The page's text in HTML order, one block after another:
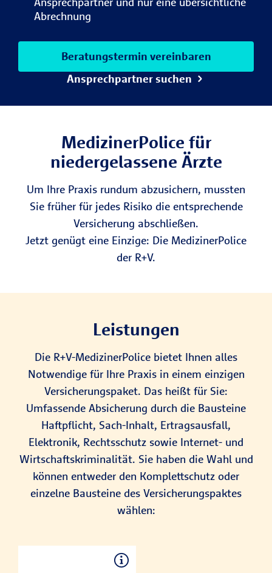
Abrechnung
Beratungstermin vereinbaren
Ansprechpartner suchen
MedizinerPolice für
niedergelassene Ärzte
Um Ihre Praxis rundum abzusichern, mussten
Sie früher für jedes Risiko die entsprechende
Versicherung abschließen.
Jetzt genügt eine Einzige: Die MedizinerPolice
der R+V.
Leistungen
Die R+V-MedizinerPolice bietet Ihnen alles
Notwendige für Ihre Praxis in einem einzigen
Versicherungspaket. Das heißt für Sie:
Umfassende Absicherung durch die Bausteine
Haftpflicht, Sach-Inhalt, Ertragsausfall,
Elektronik, Rechtsschutz sowie Internet- und
Wirtschaftskriminalität. Sie haben die Wahl und
können entweder den Komplettschutz oder
einzelne Bausteine des Versicherungspaktes
wählen: